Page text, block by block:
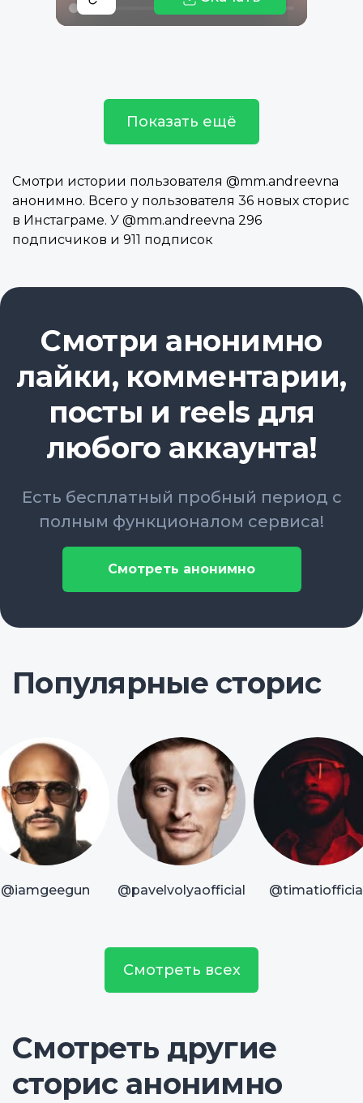
Показать ещё
Смотри истории пользователя @mm.andreevna
анонимно. Всего у пользователя 36 новых сторис
в Инстаграме. У @mm.andreevna 296
подписчиков и 911 подписок
Смотри анонимно
лайки, комментарии,
посты и reels для
любого аккаунта!
Есть бесплатный пробный период с
полным функционалом сервиса!
Смотреть анонимно
Популярные сторис
@iamgeegun @pavelvolyaofficial
Смотреть всех
Смотреть другие
сторис анонимно